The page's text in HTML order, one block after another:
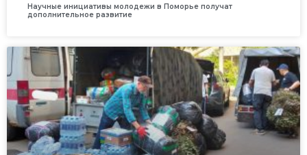
Научные инициативы молодежи в Поморье получат
дополнительное развитие